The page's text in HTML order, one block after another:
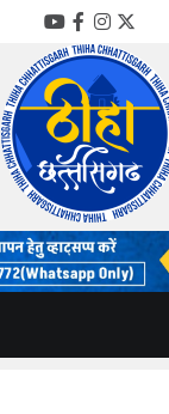
YouTube
Facebook
Thiha
गोठ जन-जन के